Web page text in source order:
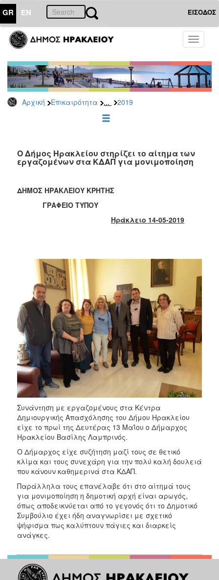
GR EN ΕΙΣΟΔΟΣ
Toggle
Αρχική Επικαιρότητα ... 2019
ΕΠΙΚΑΙΡΟΤΗΤΑ
Τύπου
Αρχείο
2026
2025
2022
2021
2019
2018
2013
2012
2011
2010
2006
ΔΗΜΟΤΗΣ
ΕΠΙΣΚΕΠΤΗΣ
ΗΡΑΚΛΕΙΟ
Ο Δήμος Ηρακλείου στηρίζει το αίτημα των
εργαζομένων στα ΚΔΑΠ για μονιμοποίηση
ΔΗΜΟΣ ΗΡΑΚΛΕΙΟΥ ΚΡΗΤΗΣ
ΓΡΑΦΕΙΟ ΤΥΠΟΥ
Ηράκλειο 14-05-2019
Συνάντηση με εργαζομένους στα Κέντρα
Δημιουργικής Απασχόλησης του Δήμου Ηρακλείου
είχε το πρωί της Δευτέρας 13 Μαΐου ο Δήμαρχος
Ηρακλείου Βασίλης Λαμπρινός.
Ο Δήμαρχος είχε συζήτηση μαζί τους σε θετικό
κλίμα και τους συνεχάρη για την πολύ καλή δουλειά
που κάνουν καθημερινά στα ΚΔΑΠ.
Παράλληλα τους επανέλαβε ότι στο αίτημά τους
για μονιμοποίηση η δημοτική αρχή είναι αρωγός,
όπως αποδεικνύεται από το γεγονός ότι το Δημοτικό
Συμβούλιο έχει ήδη αναγνωρίσει με σχετικό
ψήφισμα πως καλύπτουν πάγιες και διαρκείς
ανάγκες.